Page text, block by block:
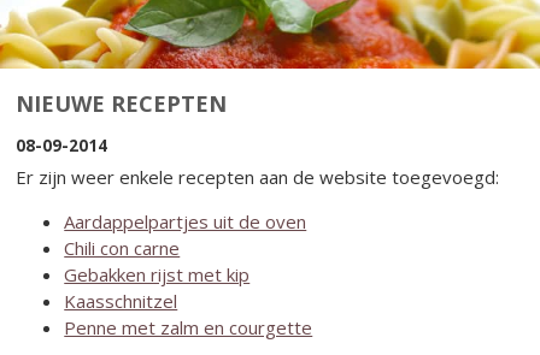
NIEUWE RECEPTEN
08-09-2014
Er zijn weer enkele recepten aan de website toegevoegd:
Aardappelpartjes uit de oven
Chili con carne
Gebakken rijst met kip
Kaasschnitzel
Penne met zalm en courgette